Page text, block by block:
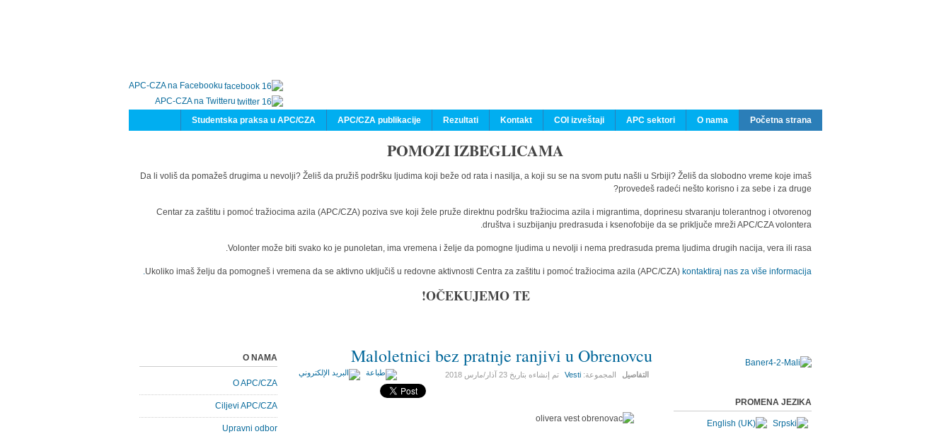
APC-CZA na Facebooku
APC-CZA na Twitteru
Početna strana
O nama
APC sektori
COI izveštaji
Kontakt
Rezultati
APC/CZA publikacije
Studentska praksa u APC/CZA
POMOZI IZBEGLICAMA
Da li voliš da pomažeš drugima u nevolji? Želiš da pružiš podršku ljudima koji beže od rata i nasilja, a koji su se na svom putu našli u Srbiji? Želiš da slobodno vreme koje imaš
provedeš radeći nešto korisno i za sebe i za druge?
Centar za zaštitu i pomoć tražiocima azila (APC/CZA) poziva sve koji žele pruže direktnu podršku tražiocima azila i migrantima, doprinesu stvaranju tolerantnog i otvorenog
društva i suzbijanju predrasuda i ksenofobije da se priključe mreži APC/CZA volontera.
Volonter može biti svako ko je punoletan, ima vremena i želje da pomogne ljudima u nevolji i nema predrasuda prema ljudima drugih nacija, vera ili rasa.
Ukoliko imaš želju da pomogneš i vremena da se aktivno uključiš u redovne aktivnosti Centra za zaštitu i pomoć tražiocima azila (APC/CZA) kontaktiraj nas za više informacija.
OČEKUJEMO TE!
Maloletnici bez pratnje ranjivi u Obrenovcu
التفاصيل المجموعة:Vesti تم إنشاءه بتاريخ23 آذار/مارس 2018
O NAMA
O APC/CZA
Ciljevi APC/CZA
Upravni odbor
PROMENA JEZIKA